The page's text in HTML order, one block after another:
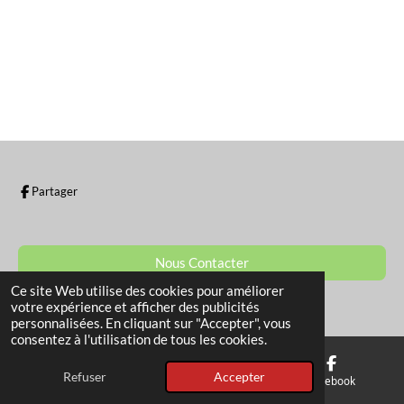
Ce site Web utilise des cookies pour améliorer
votre expérience et afficher des publicités
personnalisées. En cliquant sur "Accepter", vous
consentez à l'utilisation de tous les cookies.
Refuser Accepter
Partager
Nous Contacter
© 2022 - 2026 La Boutique de Sam
E-mail Téléphone Facebook